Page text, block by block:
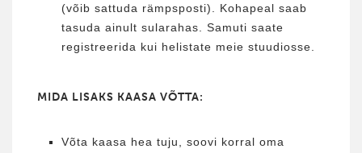
(võib sattuda rämpsposti). Kohapeal saab
tasuda ainult sularahas. Samuti saate
registreerida kui helistate meie stuudiosse.
MIDA LISAKS KAASA VÕTTA:
Võta kaasa hea tuju, soovi korral oma